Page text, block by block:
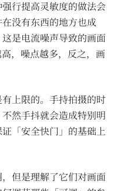
行提高灵敏度的做法会
没有东西的地方也成
是电流噪声导致的画面
，噪点越多，反之，画
上限的。手持拍摄的时
然手抖就会造成特别明
「安全快门」的基础上
但是理解了它们对画面